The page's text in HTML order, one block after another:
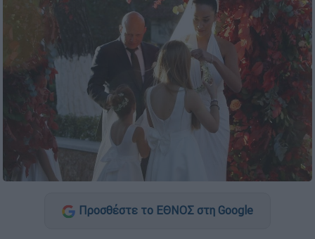
Προσθέστε το ΕΘΝΟΣ στη Google